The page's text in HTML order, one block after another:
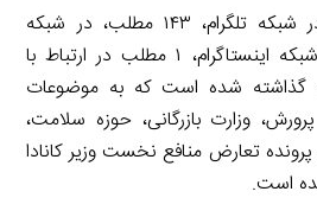
در هفته دوم مردادماه در شبکه تلگرام، ۱۴۳ مطلب، در شبکه
توئیتر، ۱۲۹ مطلب و در شبکه اینستاگرام، ۱ مطلب در ارتباط با
گذاشته شده است که به موضوعات
وزارت بازرگانی، حوزه سلامت،
تعارض منافع نخست وزیر کانادا
است.